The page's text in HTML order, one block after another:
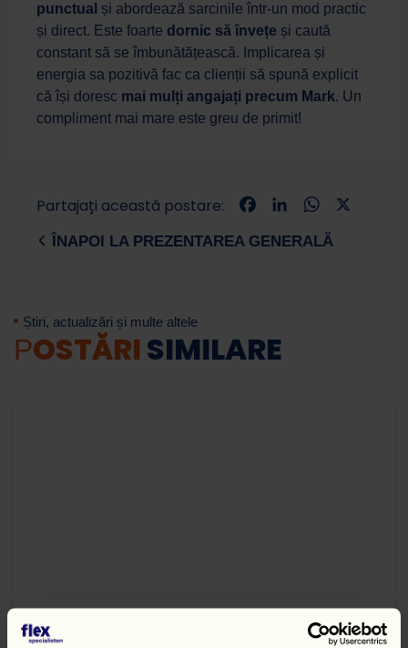
punctual și abordează sarcinile într-un mod practic
și direct. Este foarte dornic să învețe și caută
constant să se îmbunătățească. Implicarea și
energia sa pozitivă fac ca clienții să spună explicit
că își doresc mai mulți angajați precum Mark. Un
compliment mai mare este greu de primit!
Partajați această postare: FacebookLinkedInWhatsApp
ÎNAPOI LA PREZENTAREA GENERALĂ
Știri, actualizări și multe altele
POSTĂRI SIMILARE